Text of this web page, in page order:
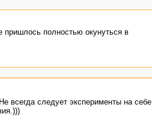
пришлось полностью окунуться в
всегда следует эксперименты на себе